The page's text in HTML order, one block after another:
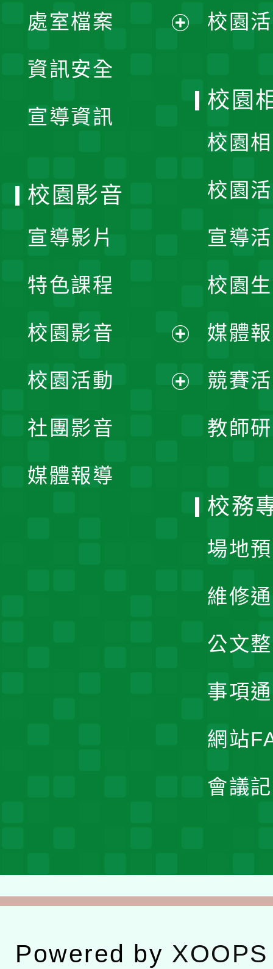
單
處室檔案
資訊安全
宣導資訊
校園
校園
校園
校園
宣導
校園
媒體
競賽
教師
校園影音
宣導影片
特色課程
校園影音
開
校園活動
社團影音
媒體報導
校務
場地
維修
公文
事項
網站
會議
Powered by XOOPS